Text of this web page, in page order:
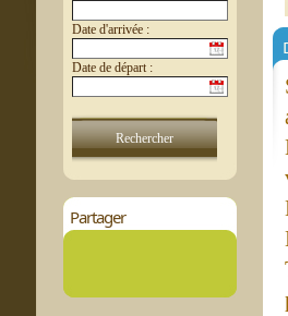
Date d'arrivée :
Date de départ :
Partager